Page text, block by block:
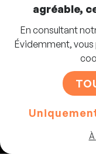
Abonnez-
agréable,
En consultant
Évidemment,